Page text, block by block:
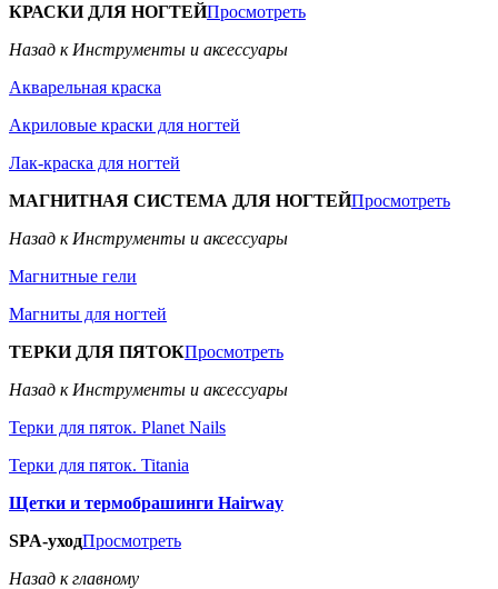
КРАСКИ ДЛЯ НОГТЕЙПросмотреть
Назад к Инструменты и аксессуары
Акварельная краска
Акриловые краски для ногтей
Лак-краска для ногтей
МАГНИТНАЯ СИСТЕМА ДЛЯ НОГТЕЙПросмотреть
Назад к Инструменты и аксессуары
Магнитные гели
Магниты для ногтей
ТЕРКИ ДЛЯ ПЯТОКПросмотреть
Назад к Инструменты и аксессуары
Терки для пяток. Planet Nails
Терки для пяток. Titania
Щетки и термобрашинги Hairway
SPA-уходПросмотреть
Назад к главному